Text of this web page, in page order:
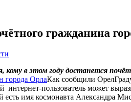
гражданина
кому в этом году достанется
Как сообщили
интернет-пользователь может
имя космонавта Александра